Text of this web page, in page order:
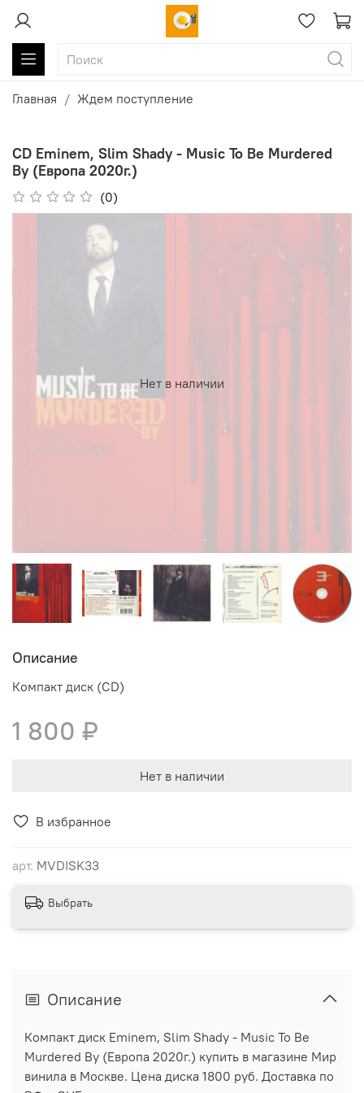
Главная Ждем поступление
CD Eminem, Slim Shady - Music To Be Murdered
By (Европа 2020г.)
(0)
В избранное
арт. MVDISK33
Нет в наличии
Описание
Компакт диск (CD)
1 800 ₽
Нет в наличии
Выбрать
Описание
Компакт диск Eminem, Slim Shady - Music To Be
Murdered By (Европа 2020г.) купить в магазине Мир
винила в Москве. Цена диска 1800 руб. Доставка по